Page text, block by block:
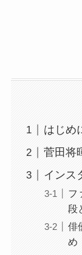
はじめ
菅田将
インス
フ
段
俳
め